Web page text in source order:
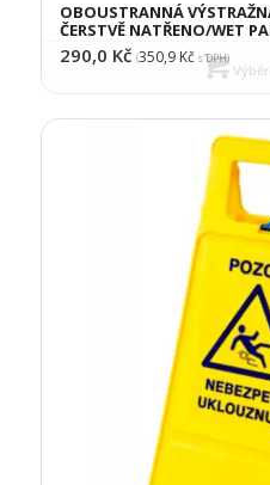
OBOUSTRANNÁ
ČERSTVĚ NATŘENO/WET
290,0 Kč (350,9Kčs DPH)